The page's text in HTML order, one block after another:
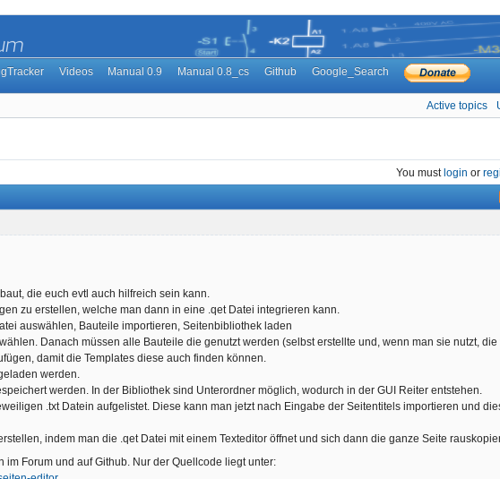
Videos Manual 0.9 Manual 0.8_cs Github Google_Search
Active topics
You mustlogin or
die euch evtl auch hilfreich sein kann.
zu erstellen, welche man dann in eine .qet Datei integrieren kann.
auswählen, Bauteile importieren, Seitenbibliothek laden
Danach müssen alle Bauteile die genutzt werden (selbst erstellte und, wenn man sie nutzt, die
damit die Templates diese auch finden können.
werden.
werden. In der Bibliothek sind Unterordner möglich, wodurch in der GUI Reiter entstehen.
.txt Datein aufgelistet. Diese kann man jetzt nach Eingabe der Seitentitels importieren und
indem man die .qet Datei mit einem Texteditor öffnet und sich dann die ganze Seite
im Forum und auf Github. Nur der Quellcode liegt unter: